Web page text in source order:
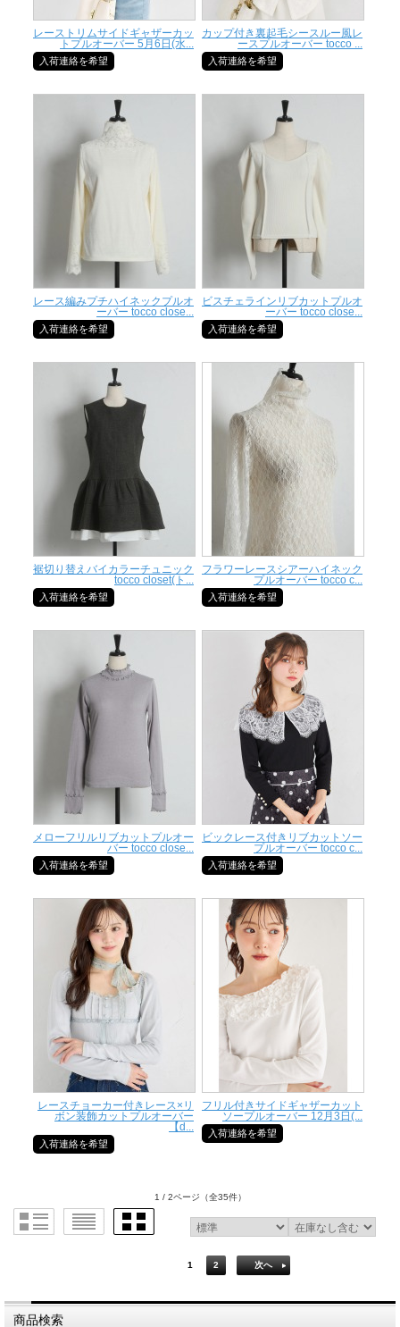
レーストリムサイドギャザーカッ
トプルオーバー 5月6日(水...
入荷連絡を希望
カップ付き裏起毛シースルー風レ
ースプルオーバー tocco ...
入荷連絡を希望
レース編みプチハイネックプルオ
ーバー tocco close...
入荷連絡を希望
ビスチェラインリブカットプルオ
ーバー tocco close...
入荷連絡を希望
裾切り替えバイカラーチュニック
tocco closet(ト...
入荷連絡を希望
フラワーレースシアーハイネック
プルオーバー tocco c...
入荷連絡を希望
メローフリルリブカットプルオー
バー tocco close...
入荷連絡を希望
ビックレース付きリブカットソー
プルオーバー tocco c...
入荷連絡を希望
レースチョーカー付きレース×リ
ボン装飾カットプルオーバー
【d...
入荷連絡を希望
フリル付きサイドギャザーカット
ソープルオーバー 12月3日(...
入荷連絡を希望
1 / 2ページ （全35件）
1 2 次へ
商品検索